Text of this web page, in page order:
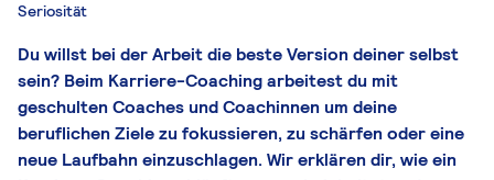
Seriosität
Du willst bei der Arbeit die beste Version deiner selbst
sein? Beim Karriere-Coaching arbeitest du mit
geschulten Coaches und Coachinnen um deine
beruflichen Ziele zu fokussieren, zu schärfen oder eine
neue Laufbahn einzuschlagen. Wir erklären dir, wie ein